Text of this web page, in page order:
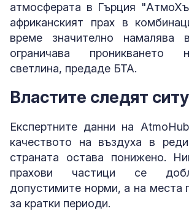
атмосферата в Гърция
африканският прах в
време значително намалява
ограничава проникването
светлина, предаде БТА.
Властите следят
Експертните данни на
качеството на въздуха в
страната остава понижено.
прахови частици се
допустимите норми, а на места
за кратки периоди.